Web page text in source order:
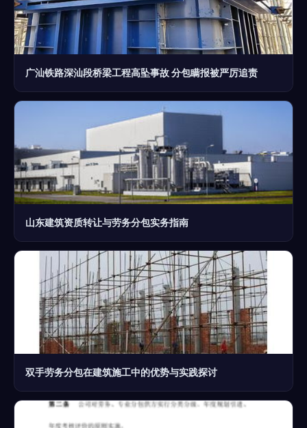
广汕铁路深汕段桥梁工程高坠事故 分包瞒报被严厉追责
山东建筑资质转让与劳务分包实务指南
双手劳务分包在建筑施工中的优势与实践探讨